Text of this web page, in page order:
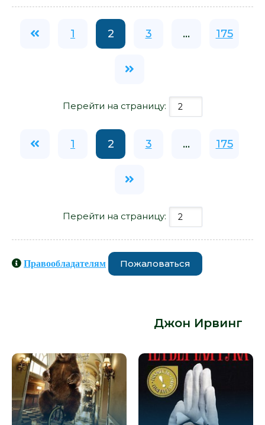
1 2 3 ... 175
Перейти на страницу:
1 2 3 ... 175
Перейти на страницу:
Правообладателям Пожаловаться
Джон Ирвинг